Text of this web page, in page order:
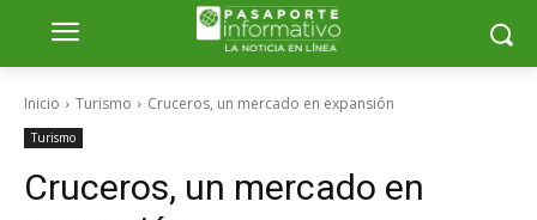
Inicio Turismo Cruceros, un mercado en expansión
Turismo
Cruceros, un mercado en